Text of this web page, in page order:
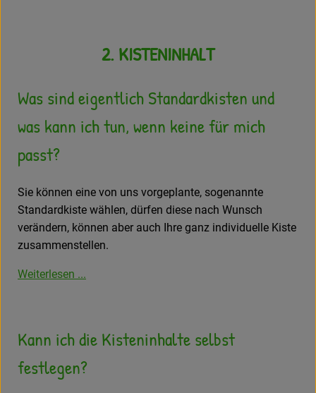
2. KISTENINHALT
Was sind eigentlich Standardkisten und
was kann ich tun, wenn keine für mich
passt?
Sie können eine von uns vorgeplante, sogenannte
Standardkiste wählen, dürfen diese nach Wunsch
verändern, können aber auch Ihre ganz individuelle Kiste
zusammenstellen.
Weiterlesen ...
Kann ich die Kisteninhalte selbst
festlegen?